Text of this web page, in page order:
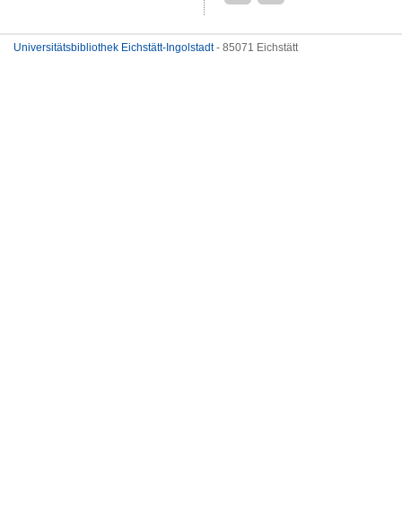
Universitätsbibliothek Eichstätt-Ingolstadt- 85071 Eichstätt